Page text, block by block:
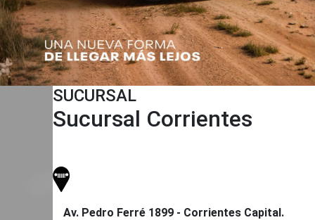
SUCURSAL
Sucursal Corrientes
Av. Pedro Ferré 1899 - Corrientes Capital.